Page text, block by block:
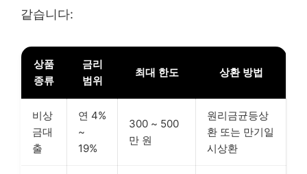
같습니다:
상품
종류
금리
범위
최대 한도 상환 방법
비상
금대
출
연 4%
~
19%
300 ~ 500
만 원
원리금균등상
환 또는 만기일
시상환